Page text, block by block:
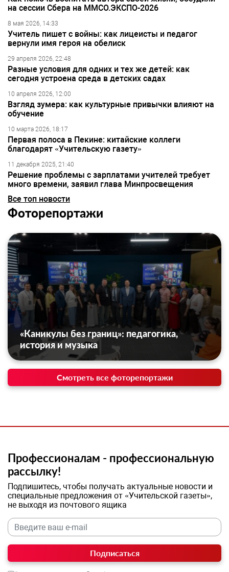
на сессии Сбера на ММСО.ЭКСПО-2026
8 мая 2026, 14:33
Учитель пишет с войны: как лицеисты и педагог
вернули имя героя на обелиск
29 апреля 2026, 22:48
Разные условия для одних и тех же детей: как
сегодня устроена среда в детских садах
10 апреля 2026, 12:00
Взгляд зумера: как культурные привычки влияют на
обучение
10 марта 2026, 18:17
Первая полоса в Пекине: китайские коллеги
благодарят «Учительскую газету»
11 декабря 2025, 21:40
Решение проблемы с зарплатами учителей требует
много времени, заявил глава Минпросвещения
Все топ новости
Фоторепортажи
«Каникулы без границ»: педагогика,
история и музыка
Смотреть все фоторепортажи
Профессионалам - профессиональную
рассылку!
Подпишитесь, чтобы получать актуальные новости и
специальные предложения от «Учительской газеты»,
не выходя из почтового ящика
Подписаться